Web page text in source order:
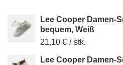
Lee Cooper Damen-
bequem, Weiß
21,10 € / stk.
Lee Cooper Damen-